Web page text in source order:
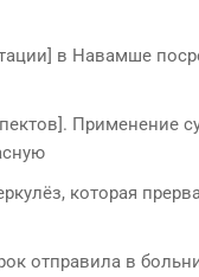
в Навамше
Применение
которая
отправила в